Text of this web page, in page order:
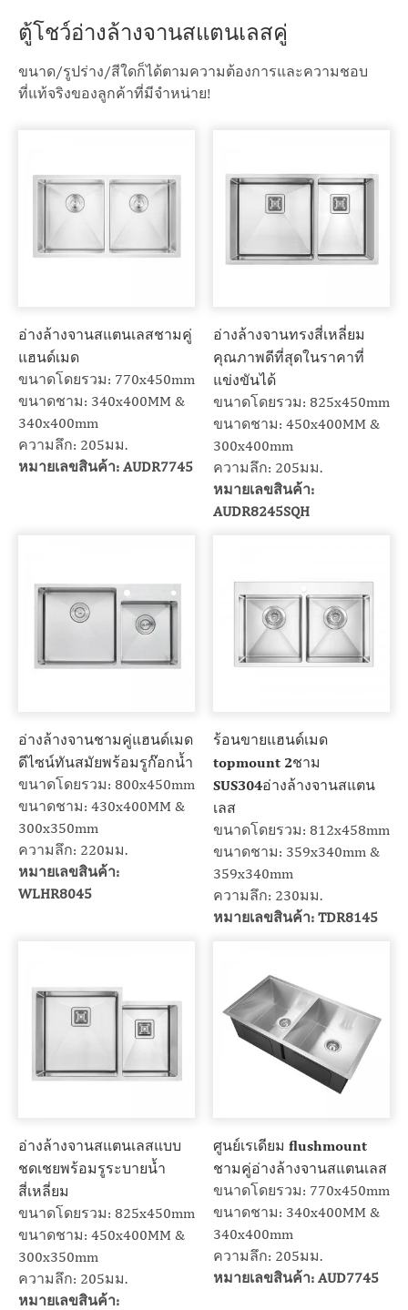
ตู้โชว์อ่างล้างจานสแตนเลสคู่
ขนาด/รูปร่าง/สีใดก็ได้ตามความต้องการและความชอบ
ที่แท้จริงของลูกค้าที่มีจำหน่าย!
อ่างล้างจานสแตนเลสชามคู่
แฮนด์เมด
ขนาดโดยรวม: 770x450mm
ขนาดชาม: 340x400MM &
340x400mm
ความลึก: 205มม.
หมายเลขสินค้า: AUDR7745
อ่างล้างจานทรงสี่เหลี่ยม
คุณภาพดีที่สุดในราคาที่
แข่งขันได้
ขนาดโดยรวม: 825x450mm
ขนาดชาม: 450x400MM &
300x400mm
ความลึก: 205มม.
หมายเลขสินค้า:
AUDR8245SQH
อ่างล้างจานชามคู่แฮนด์เมด
ดีไซน์ทันสมัยพร้อมรูก๊อกน้ำ
ขนาดโดยรวม: 800x450mm
ขนาดชาม: 430x400MM &
300x350mm
ความลึก: 220มม.
หมายเลขสินค้า:
WLHR8045
ร้อนขายแฮนด์เมด
topmount 2ชาม
SUS304อ่างล้างจานสแตน
เลส
ขนาดโดยรวม: 812x458mm
ขนาดชาม: 359x340mm &
359x340mm
ความลึก: 230มม.
หมายเลขสินค้า: TDR8145
อ่างล้างจานสแตนเลสแบบ
ชดเชยพร้อมรูระบายน้ำ
สี่เหลี่ยม
ขนาดโดยรวม: 825x450mm
ขนาดชาม: 450x400MM &
300x350mm
ความลึก: 205มม.
หมายเลขสินค้า:
ศูนย์เรเดียม flushmount
ชามคู่อ่างล้างจานสแตนเลส
ขนาดโดยรวม: 770x450mm
ขนาดชาม: 340x400MM &
340x400mm
ความลึก: 205มม.
หมายเลขสินค้า: AUD7745